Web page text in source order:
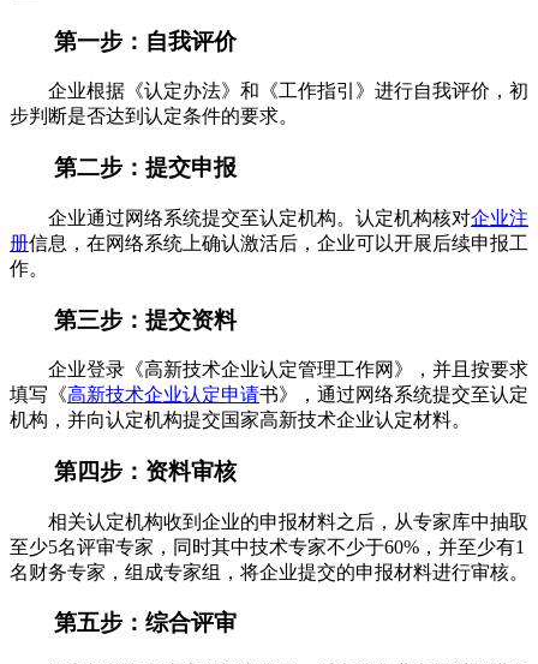
第一步：自我评价
企业根据《认定办法》和《工作指引》进行自我评价，初
步判断是否达到认定条件的要求。
第二步：提交申报
企业通过网络系统提交至认定机构。认定机构核对企业注
册信息，在网络系统上确认激活后，企业可以开展后续申报工
作。
第三步：提交资料
企业登录《高新技术企业认定管理工作网》，并且按要求
填写《高新技术企业认定申请书》，通过网络系统提交至认定
机构，并向认定机构提交国家高新技术企业认定材料。
第四步：资料审核
相关认定机构收到企业的申报材料之后，从专家库中抽取
至少5名评审专家，同时其中技术专家不少于60%，并至少有1
名财务专家，组成专家组，将企业提交的申报材料进行审核。
第五步：综合评审